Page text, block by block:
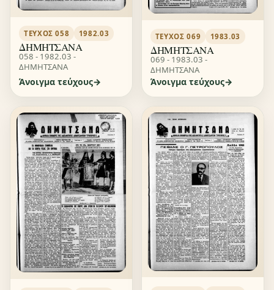
ΤΕΎΧΟΣ 058 1982.03
ΔΗΜΗΤΣΑΝΑ
058 - 1982.03 -
ΔΗΜΗΤΣΑΝΑ
Άνοιγμα τεύχους
ΤΕΎΧΟΣ 069 1983.03
ΔΗΜΗΤΣΑΝΑ
069 - 1983.03 -
ΔΗΜΗΤΣΑΝΑ
Άνοιγμα τεύχους